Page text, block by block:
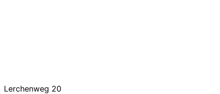
Lerchenweg 20